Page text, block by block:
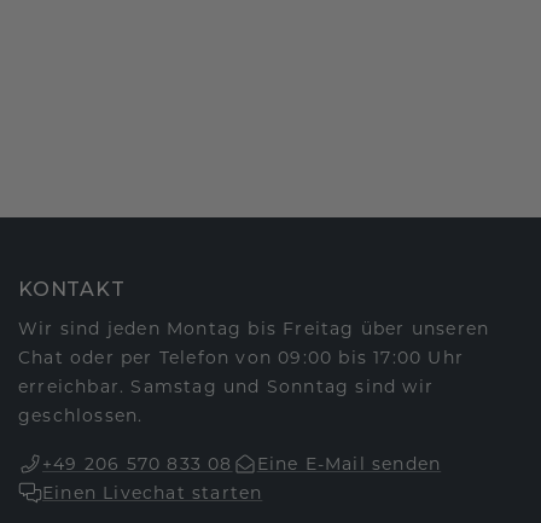
KONTAKT
Wir sind jeden Montag bis Freitag über unseren
Chat oder per Telefon von 09:00 bis 17:00 Uhr
erreichbar. Samstag und Sonntag sind wir
geschlossen.
+49 206 570 833 08
Eine E-Mail senden
Einen Livechat starten